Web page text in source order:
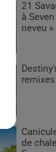
21
à
neveu
de